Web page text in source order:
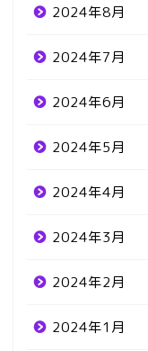
2024年8月
2024年7月
2024年6月
2024年5月
2024年4月
2024年3月
2024年2月
2024年1月